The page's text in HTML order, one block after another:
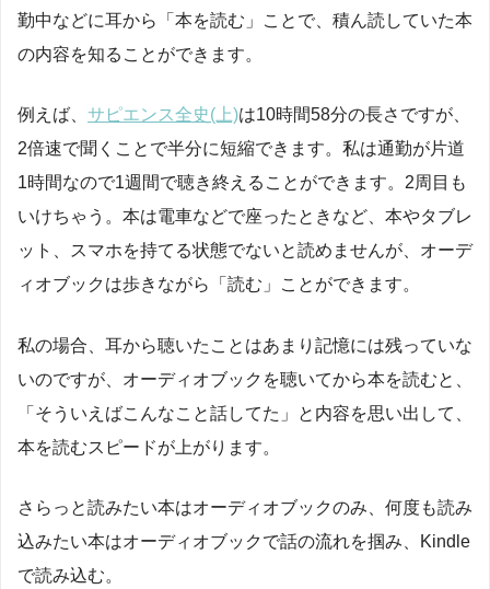
勤中などに耳から「本を読む」ことで、積ん読していた本
の内容を知ることができます。
例えば、 サピエンス全史(上)は10時間58分の長さですが、
2倍速で聞くことで半分に短縮できます。私は通勤が片道
1時間なので1週間で聴き終えることができます。2周目も
いけちゃう。本は電車などで座ったときなど、本やタブレ
ット、スマホを持てる状態でないと読めませんが、オーデ
ィオブックは歩きながら「読む」ことができます。
私の場合、耳から聴いたことはあまり記憶には残っていな
いのですが、オーディオブックを聴いてから本を読むと、
「そういえばこんなこと話してた」と内容を思い出して、
本を読むスピードが上がります。
さらっと読みたい本はオーディオブックのみ、何度も読み
込みたい本はオーディオブックで話の流れを掴み、Kindle
で読み込む。